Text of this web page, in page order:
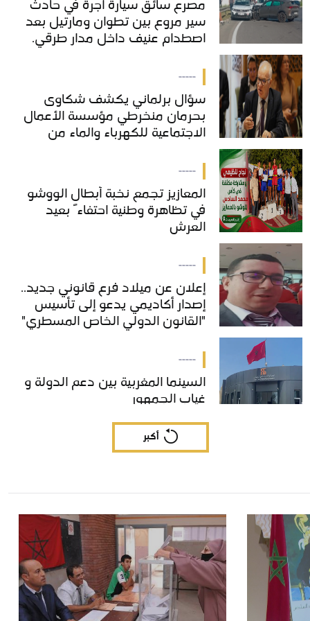
سير مروع بين تطوان ومارتيل بعد
اصطدام عنيف داخل مدار طرقي.
مصرع سائق سيارة أجرة في حادث
سير مروع بين تطوان ومارتيل بعد
اصطدام عنيف داخل مدار طرقي.
-----
سؤال برلماني يكشف شكاوى
بحرمان منخرطي مؤسسة الأعمال
الاجتماعية للكهرباء والماء من
خدمات "COS'ONE"
سؤال برلماني يكشف شكاوى
بحرمان منخرطي مؤسسة الأعمال
الاجتماعية للكهرباء والماء من
-----
المعازيز تجمع نخبة أبطال الووشو
في تظاهرة وطنية احتفاءً بعيد
العرش
المعازيز تجمع نخبة أبطال الووشو
في تظاهرة وطنية احتفاءً بعيد
العرش
-----
إعلان عن ميلاد فرع قانوني جديد..
إصدار أكاديمي يدعو إلى تأسيس
"القانون الدولي الخاص المسطري"
بالمغرب
إعلان عن ميلاد فرع قانوني جديد..
إصدار أكاديمي يدعو إلى تأسيس
"القانون الدولي الخاص المسطري"
-----
السينما المغربية بين دعم الدولة و
غياب الجمهور
السينما المغربية بين دعم الدولة و
غياب الجمهور
أكبر